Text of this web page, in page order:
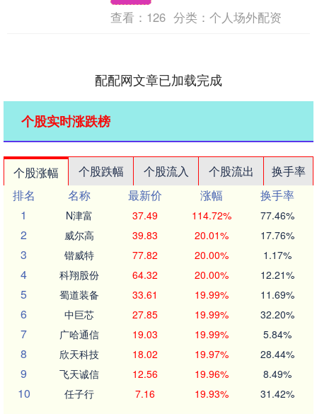
查看： 126 分类： 个人场外配资
配配网文章已加载完成
个股实时涨跌榜
个股涨幅 个股跌幅 个股流入 个股流出
换手率
排名
名称 最新价 涨幅
换手率
1
N津富 37.49 114.72% 77.46%
2 威尔高 39.83 20.01% 17.76%
3 锴威特 77.82 20.00% 1.17%
4 科翔股份 64.32 20.00% 12.21%
5 蜀道装备 33.61 19.99% 11.69%
6 中巨芯 27.85 19.99% 32.20%
7 广哈通信 19.03 19.99% 5.84%
8 欣天科技 18.02 19.97% 28.44%
9 飞天诚信 12.56 19.96% 8.49%
10 任子行 7.16 19.93% 31.42%